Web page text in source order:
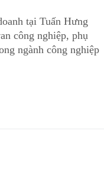
tại Tuấn Hưng
công nghiệp, phụ
ngành công nghiệp